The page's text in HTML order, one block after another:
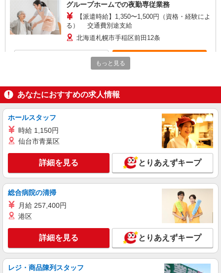
グループホームでの夜勤専従業務
【派遣時給】1,350〜1,500円（資格・経験によ
る） 交通費別途支給
北海道札幌市手稲区前田12条
株式会社トラストグロース 北海道支社
サービス付き高齢者向け住宅における介護業務
【派遣時給】1,350〜1,500円（資格・経験によ
キープ 詳細を見る
株式会社トラストグロース 北海道支社
養護老人ホームでの介護
【派遣時給】1,350〜1,500円（資格・経験によ
給：203,740〜204,740円（資格・経験による）
基本給：155,040円 業務手当：6,000円 介保業
務手当：22,700〜23,700円 夜勤手当：20,000円
（5,000/回、月4回で計上） 寒冷地手当（10-2
月）：6,600〜9,000円 特別加給金：4,000円/月
北海道札幌市手稲区曙5条
キープ 詳細を見る
もっと見る
あなたにおすすめの求人情報
ホールスタッフ
時給 1,150円
仙台市青葉区
詳細を見る とりあえずキープ
総合病院の清掃
月給 257,400円
港区
詳細を見る とりあえずキープ
レジ・商品陳列スタッフ